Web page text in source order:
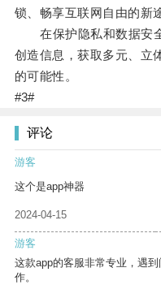
锁、畅享互联网自由的新
在保护隐私和数据安全
创造信息，获取多元、立
的可能性。
#3#
评论
游客
这个是app神器
2024-04-15
游客
这款app的客服非常专业，遇
作。